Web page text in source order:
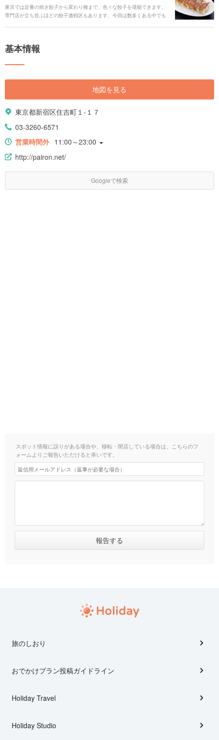
東京では定番の焼き餃子から変わり種まで、色々な餃子を堪能できます。
専門店が立ち並ぶほどの餃子激戦区もあります。今回は数多くある中でも
基本情報
地図を見る
東京都新宿区住吉町１-１７
03-3260-6571
営業時間外 11:00～23:00
http://pairon.net/
Googleで検索
スポット情報に誤りがある場合や、移転・閉店している場合は、こちらのフ
ォームよりご報告いただけると幸いです。
旅のしおり
おでかけプラン投稿ガイドライン
Holiday Travel
Holiday Studio